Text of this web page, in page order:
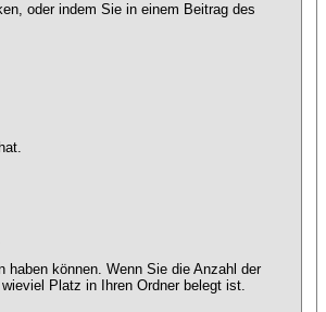
oder indem Sie in einem Beitrag des
können. Wenn Sie die Anzahl der
Platz in Ihren Ordner belegt ist.